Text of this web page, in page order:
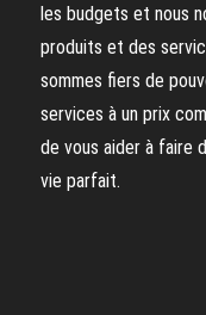
les budgets et nous
produits et des
sommes fiers de
services à un prix
de vous aider à faire
vie parfait.